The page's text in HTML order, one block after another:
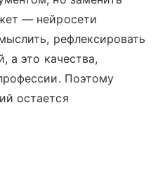
— нейросети
рефлексировать
а это качества,
Поэтому
остается